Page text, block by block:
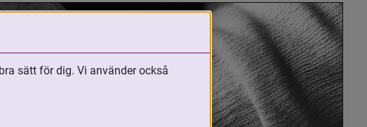
sätt för dig. Vi använder också